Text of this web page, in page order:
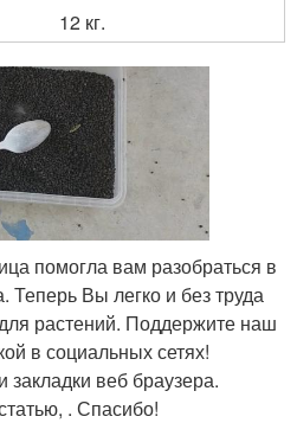
12 кг.
помогла вам разобраться в
Теперь Вы легко и без труда
растений. Поддержите наш
в социальных сетях!
веб браузера.
. Спасибо!